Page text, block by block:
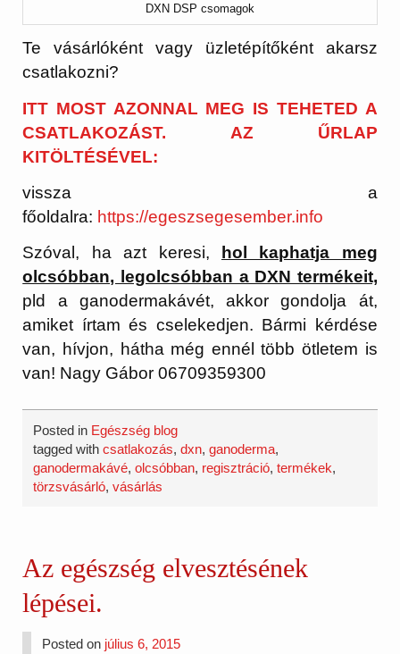
DXN DSP csomagok
Te vásárlóként vagy üzletépítőként akarsz
csatlakozni?
ITT MOST AZONNAL MEG IS TEHETED A
CSATLAKOZÁST. AZ ŰRLAP
KITÖLTÉSÉVEL:
vissza a
főoldalra: https://egeszsegesember.info
Szóval, ha azt keresi,
hol kaphatja meg
olcsóbban, legolcsóbban a DXN termékeit,
pld a ganodermakávét, akkor gondolja át,
amiket írtam és cselekedjen. Bármi kérdése
van, hívjon, hátha még ennél több ötletem is
van! Nagy Gábor 06709359300
Posted in Egészség blog
tagged withcsatlakozás,dxn,ganoderma,
ganodermakávé,olcsóbban, regisztráció,termékek,
törzsvásárló,vásárlás
Az egészség elvesztésének
lépései.
Posted on július 6, 2015